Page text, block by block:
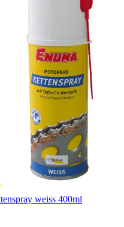
weiss 400ml